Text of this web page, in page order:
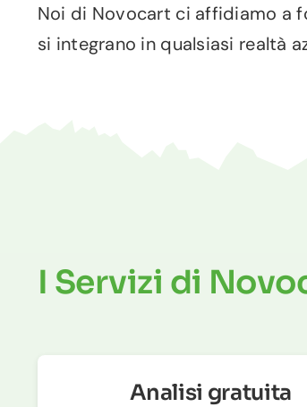
Noi di Novocart ci affidiamo a
si integrano in qualsiasi realtà
I Servizi di
Analisi gratuita